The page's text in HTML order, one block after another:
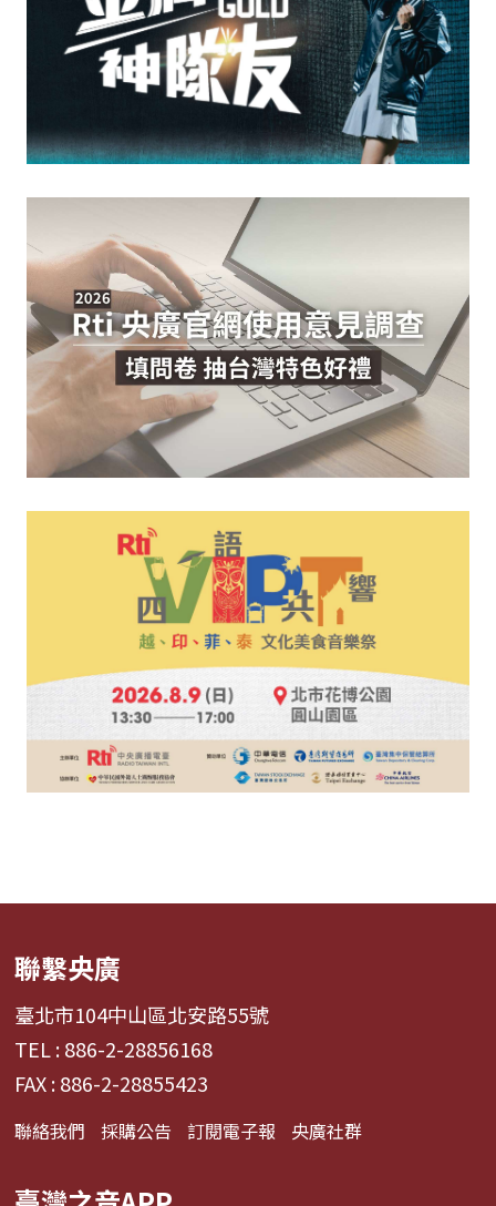
聯繫央廣
臺北市104中山區北安路55號
TEL : 886-2-28856168
FAX : 886-2-28855423
聯絡我們 採購公告 訂閱電子報 央廣社群